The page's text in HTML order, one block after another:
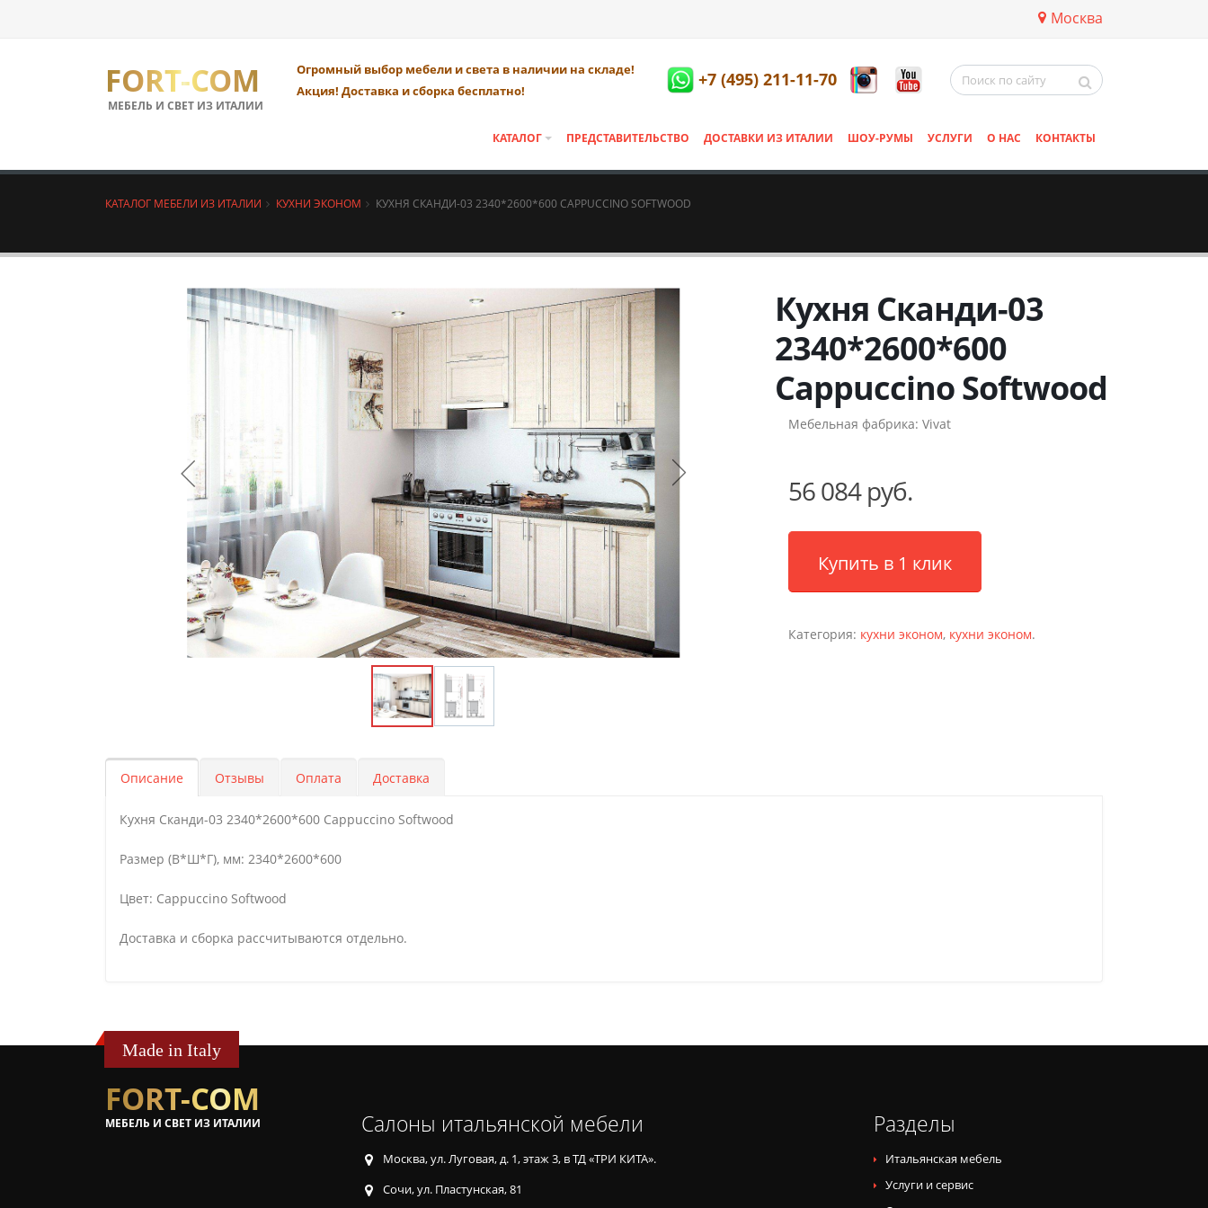
Москва
FORT-COM
МЕБЕЛЬ И СВЕТ ИЗ ИТАЛИИ
Огромный выбор мебели и света в наличии на складе!
Акция! Доставка и сборка бесплатно!
+7 (495) 211-11-70
КАТАЛОГ ПРЕДСТАВИТЕЛЬСТВО ДОСТАВКИ ИЗ ИТАЛИИ ШОУ-РУМЫ УСЛУГИ О НАС КОНТАКТЫ
КАТАЛОГ МЕБЕЛИ ИЗ ИТАЛИИ КУХНИ ЭКОНОМ КУХНЯ СКАНДИ-03 2340*2600*600 CAPPUCCINO SOFTWOOD
Кухня Сканди-03
2340*2600*600
Cappuccino Softwood
Мебельная фабрика: Vivat
56 084 руб.
Купить в 1 клик
Категория: кухни эконом, кухни эконом.
Описание Отзывы Оплата Доставка
Кухня Сканди-03 2340*2600*600 Cappuccino Softwood
Размер (В*Ш*Г), мм: 2340*2600*600
Цвет: Cappuccino Softwood
Доставка и сборка рассчитываются отдельно.
Made in Italy
FORT-COM
МЕБЕЛЬ И СВЕТ ИЗ ИТАЛИИ Салоны итальянской мебели
Москва, ул. Луговая, д. 1, этаж 3, в ТД «ТРИ КИТА».
Сочи, ул. Пластунская, 81
Разделы
Итальянская мебель
Услуги и сервис